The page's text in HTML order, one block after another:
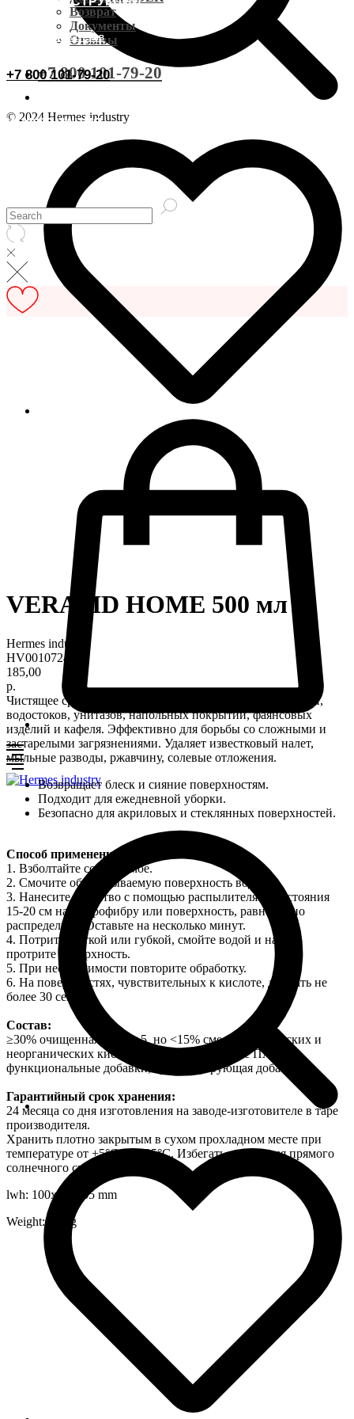
ОСТАВИТЬ ОТЗЫВ
+7 800 101-79-20
ИНФОРМАЦИЯ
Доставка CDEK
Документы
Возврат
Документы
Отзывы
+7 800 101-79-20
© 2024 Hermes industry
VERASID HOME 500 мл
Hermes industry
HV0010724
185,00
р.
Чистящее средство для ванн, душевых кабин, сантехники,
водостоков, унитазов, напольных покрытий, фаянсовых
изделий и кафеля. Эффективно для борьбы со сложными и
застарелыми загрязнениями. Удаляет известковый налет,
мыльные разводы, ржавчину, солевые отложения.
Возвращает блеск и сияние поверхностям.
Подходит для ежедневной уборки.
Безопасно для акриловых и стеклянных поверхностей.
Способ применения:
1. Взболтайте содержимое.
2. Смочите обрабатываемую поверхность водой.
3. Нанесите средство с помощью распылителя с расстояния
15-20 см на микрофибру или поверхность, равномерно
распределите. Оставьте на несколько минут.
4. Потрите щеткой или губкой, смойте водой и насухо
протрите поверхность.
5. При необходимости повторите обработку.
6. На поверхностях, чувствительных к кислоте, держать не
более 30 секунд.
Состав:
≥30% очищенная вода; ≥5, но <15% смесь органических и
неорганических кислот; <5%: неионогенные ПАВ,
функциональные добавки, ароматизирующая добавка.
Гарантийный срок хранения:
24 месяца со дня изготовления на заводе-изготовителе в таре
производителя.
Хранить плотно закрытым в сухом прохладном месте при
температуре от +5°С до +35°С. Избегать попадания прямого
солнечного света.
lwh: 100x35x255 mm
Weight: 592 g